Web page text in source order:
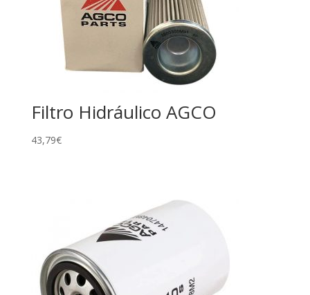
Filtro Hidráulico AGCO
43,79€